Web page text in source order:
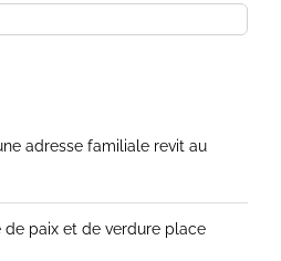
adresse familiale revit au
de paix et de verdure place